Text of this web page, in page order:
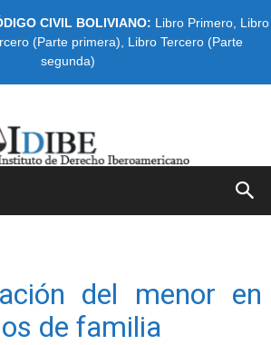
CIVIL BOLIVIANO: Libro Primero Libro
(Parte primera)
Libro Tercero (Parte
segunda)
del menor en
de familia